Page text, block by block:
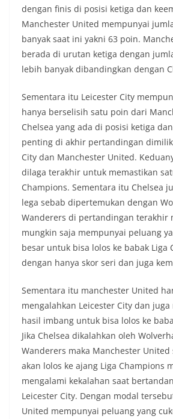
dengan finis di posisi ketiga dan
Manchester United mempunyai
banyak saat ini yakni 63 poin.
berada di urutan ketiga dengan
lebih banyak dibandingkan dengan
Sementara itu Leicester City
hanya berselisih satu poin dari
Chelsea yang ada di posisi ketiga
penting di akhir pertandingan
City dan Manchester United.
dilaga terakhir untuk memastikan
Champions. Sementara itu Chelsea
lega sebab dipertemukan dengan
Wanderers di pertandingan terakhir
mungkin saja mempunyai peluang
besar untuk bisa lolos ke babak Liga
dengan hanya skor seri dan juga
Sementara itu manchester United
mengalahkan Leicester City dan
hasil imbang untuk bisa lolos ke
Jika Chelsea dikalahkan oleh
Wanderers maka Manchester
akan lolos ke ajang Liga Champions
mengalami kekalahan saat
Leicester City. Dengan modal
United mempunyai peluang yang